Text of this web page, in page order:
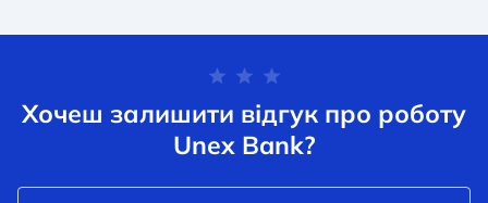
Хочеш залишити відгук про роботу
Unex Bank?